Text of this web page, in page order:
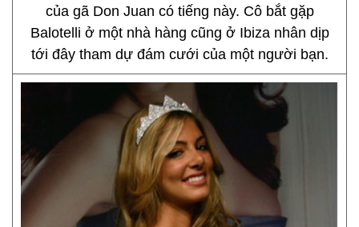
của gã Don Juan có tiếng này. Cô bắt gặp
Balotelli ở một nhà hàng cũng ở Ibiza nhân dịp
tới đây tham dự đám cưới của một người bạn.